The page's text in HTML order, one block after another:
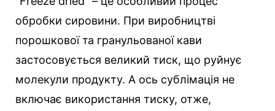
обробки сировини. При виробництві
порошкової та гранульованої кави
застосовується великий тиск, що руйнує
молекули продукту. А ось сублімація не
включає використання тиску, отже,